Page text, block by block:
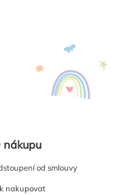
nákupu
od smlouvy
nakupovat